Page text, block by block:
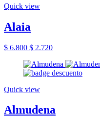
Quick view
Alaia
$ 6.800 $ 2.720
Quick view
Almudena